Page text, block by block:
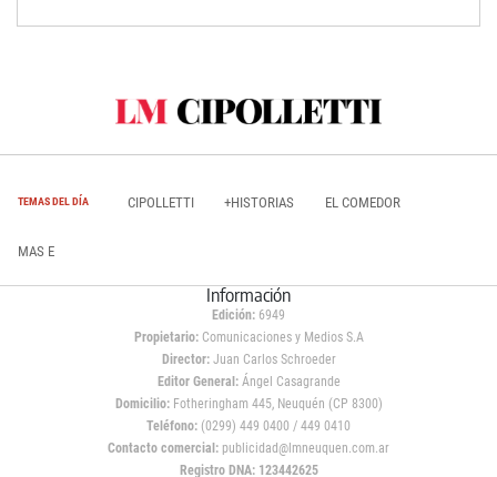
TEMAS DEL DÍA CIPOLLETTI +HISTORIAS EL COMEDOR
MAS E
Información
Edición: 6949
Propietario:Comunicaciones y Medios S.A
Director: Juan Carlos Schroeder
Editor General:Ángel Casagrande
Domicilio:Fotheringham 445, Neuquén (CP 8300)
Teléfono: (0299) 449 0400 / 449 0410
Contacto comercial: publicidad@lmneuquen.com.ar
Registro DNA: 123442625